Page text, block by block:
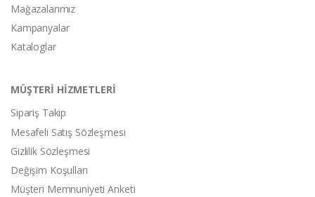
Mağazalarımız
Kampanyalar
Kataloglar
MÜŞTERİ HİZMETLERİ
Sipariş Takip
Mesafeli Satış Sözleşmesi
Gizlilik Sözleşmesi
Değişim Koşulları
Müşteri Memnuniyeti Anketi